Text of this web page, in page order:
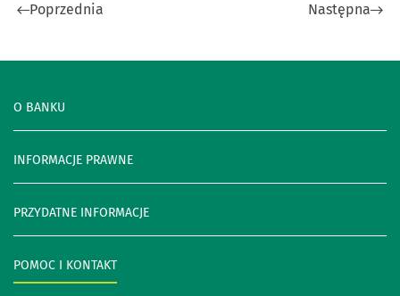
Poprzednia Następna
O BANKU
INFORMACJE PRAWNE
PRZYDATNE INFORMACJE
POMOC I KONTAKT